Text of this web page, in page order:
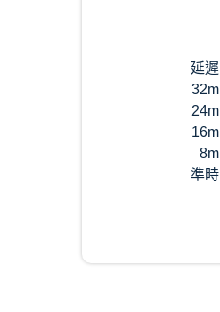
延遲
32m
24m
16m
8m
準時